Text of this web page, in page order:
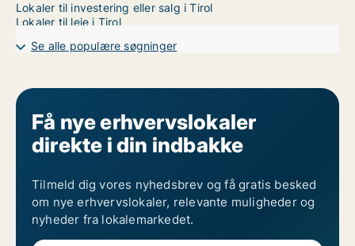
Lokaler til investering eller salg i Tirol
Lokaler til leje i Tirol
Se alle populære søgninger
Få nye erhvervslokaler
direkte i din indbakke
Tilmeld dig vores nyhedsbrev og få gratis besked
om nye erhvervslokaler, relevante muligheder og
nyheder fra lokalemarkedet.